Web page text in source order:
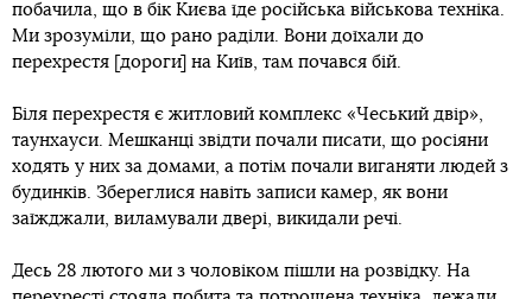
побачила, що в бік Києва їде російська військова техніка.
Ми зрозуміли, що рано раділи. Вони доїхали до
перехрестя [дороги] на Київ, там почався бій.
Біля перехрестя є житловий комплекс «Чеський двір»,
таунхауси. Мешканці звідти почали писати, що росіяни
ходять у них за домами, а потім почали виганяти людей з
будинків. Збереглися навіть записи камер, як вони
заїжджали, виламували двері, викидали речі.
Десь 28 лютого ми з чоловіком пішли на розвідку. На